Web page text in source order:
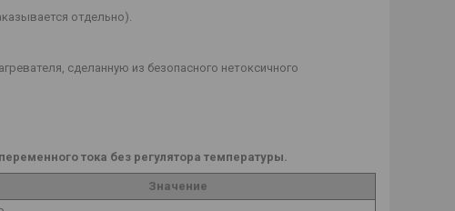
отдельно).
сделанную из безопасного нетоксичного
тока без регулятора температуры.
Значение